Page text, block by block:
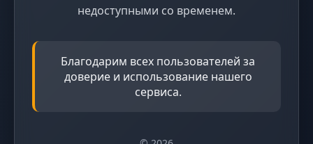
недоступными со временем.
Благодарим всех пользователей за
доверие и использование нашего
сервиса.